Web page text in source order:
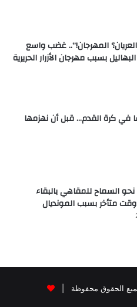
المهرجان!”.. غضب واسع
بسبب مهرجان الأزرار الحريرية
في كرة القدم… قبل أن نهزمها
نحو السماح للمقاهي بالبقاء
متأخر بسبب المونديال